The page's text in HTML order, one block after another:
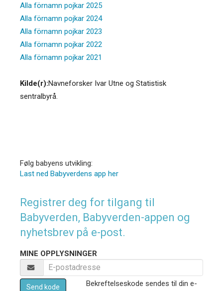
Alla förnamn pojkar 2025
Alla förnamn pojkar 2024
Alla förnamn pojkar 2023
Alla förnamn pojkar 2022
Alla förnamn pojkar 2021
Kilde(r):Navneforsker Ivar Utne og Statistisk
sentralbyrå.
Følg babyens utvikling:
Last ned Babyverdens app her
Registrer deg for tilgang til
Babyverden, Babyverden-appen og
nyhetsbrev på e-post.
MINE OPPLYSNINGER
Send kode
Bekreftelseskode sendes til din e-